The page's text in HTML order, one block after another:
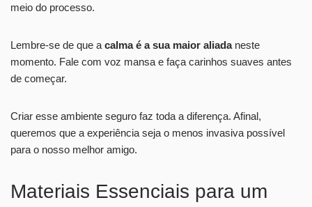
meio do processo.
Lembre-se de que a calma é a sua maior aliadaneste
momento. Fale com voz mansa e faça carinhos suaves antes
de começar.
Criar esse ambiente seguro faz toda a diferença. Afinal,
queremos que a experiência seja o menos invasiva possível
para o nosso melhor amigo.
Materiais Essenciais para um